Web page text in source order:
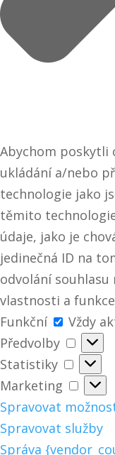
Abychom poskytli
ukládání a/nebo
technologie jako
těmito
údaje, jako je
jedinečná ID na
odvolání
vlastnosti a
Funkční
Funkční
Vždy
Předvolby
Statistiky
Marketing
Spravovat
Spravovat služby
Správa